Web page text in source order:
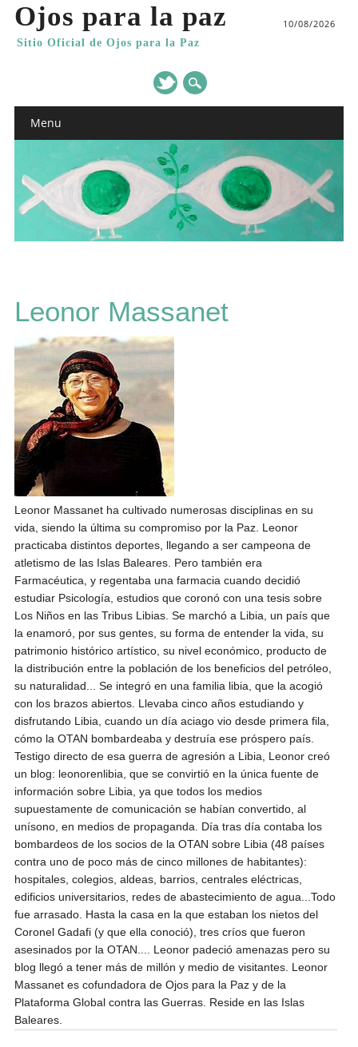
Ojos para la paz
Sitio Oficial de Ojos para la Paz
10/08/2026
Main menu
Menu
Leonor Massanet
Leonor Massanet ha cultivado numerosas disciplinas en su
vida, siendo la última su compromiso por la Paz. Leonor
practicaba distintos deportes, llegando a ser campeona de
atletismo de las Islas Baleares. Pero también era
Farmacéutica, y regentaba una farmacia cuando decidió
estudiar Psicología, estudios que coronó con una tesis sobre
Los Niños en las Tribus Libias. Se marchó a Libia, un país que
la enamoró, por sus gentes, su forma de entender la vida, su
patrimonio histórico artístico, su nivel económico, producto de
la distribución entre la población de los beneficios del petróleo,
su naturalidad... Se integró en una familia libia, que la acogió
con los brazos abiertos. Llevaba cinco años estudiando y
disfrutando Libia, cuando un día aciago vio desde primera fila,
cómo la OTAN bombardeaba y destruía ese próspero país.
Testigo directo de esa guerra de agresión a Libia, Leonor creó
un blog: leonorenlibia, que se convirtió en la única fuente de
información sobre Libia, ya que todos los medios
supuestamente de comunicación se habían convertido, al
unísono, en medios de propaganda. Día tras día contaba los
bombardeos de los socios de la OTAN sobre Libia (48 países
contra uno de poco más de cinco millones de habitantes):
hospitales, colegios, aldeas, barrios, centrales eléctricas,
edificios universitarios, redes de abastecimiento de agua...Todo
fue arrasado. Hasta la casa en la que estaban los nietos del
Coronel Gadafi (y que ella conoció), tres críos que fueron
asesinados por la OTAN.... Leonor padeció amenazas pero su
blog llegó a tener más de millón y medio de visitantes. Leonor
Massanet es cofundadora de Ojos para la Paz y de la
Plataforma Global contra las Guerras. Reside en las Islas
Baleares.